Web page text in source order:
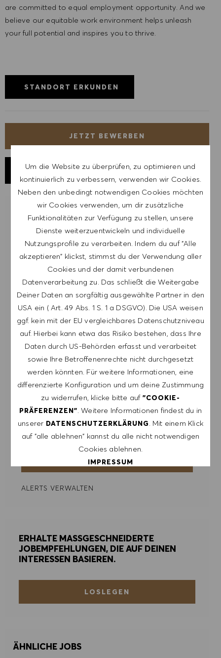
Um die Website zu überprüfen, zu optimieren und
kontinuierlich zu verbessern, verwenden wir Cookies.
Neben den unbedingt notwendigen Cookies möchten
wir Cookies verwenden, um dir zusätzliche
Funktionalitäten zur Verfügung zu stellen, unsere
Dienste weiterzuentwickeln und individuelle
Nutzungsprofile zu verarbeiten. Indem du auf "Alle
akzeptieren" klickst, stimmst du der Verwendung aller
Cookies und der damit verbundenen
Datenverarbeitung zu. Das schließt die Weitergabe
Deiner Daten an sorgfältig ausgewählte Partner in den
USA ein ( Art. 49 Abs. 1 S. 1 a DSGVO). Die USA weisen
ggf. kein mit der EU vergleichbares Datenschutzniveau
auf. Hierbei kann etwa das Risiko bestehen, dass Ihre
Daten durch US-Behörden erfasst und verarbeitet
sowie Ihre Betroffenenrechte nicht durchgesetzt
werden könnten. Für weitere Informationen, eine
differenzierte Konfiguration und um deine Zustimmung
zu widerrufen, klicke bitte auf "COOKIE-
PRÄFERENZEN". Weitere Informationen findest du in
unserer DATENSCHUTZERKLÄRUNG. Mit einem Klick
auf "alle ablehnen" kannst du alle nicht notwendigen
Cookies ablehnen.
IMPRESSUM
COOKIE PRÄFERENZEN
ALLE AKZEPTIEREN
are committed to equal employment opportunity. And we
believe our equitable work environment helps unleash
your full potential and inspires you to thrive.
STANDORT ERKUNDEN
JETZT BEWERBEN
JOB SPEICHERN
LASSE DICH FÜR ÄHNLICHE JOBS
BENACHRICHTIGEN
Melde dich an, um Job-Alerts zu erhalten.
HINWEIS: Mit der Anmeldung erkläre ich mich
damit einverstanden, E-Mails mit
Stellenangeboten von HUGO BOSS, Einladungen
zu Veranstaltungen und anderen
karriererelevanten Themen zu erhalten. Ich kann
mich jederzeit abmelden, z.B. indem ich den in
den Mails vorhandenen Abmeldelink anklicke. Ich
akzeptiere, dass meine persönlichen Daten
gemäß der
DATENSCHUTZERKLÄRUNGverarbeitet
werden.
E-Mail-Adresse eingeben (erforderlich)
ERSTELLEN
ALERTS VERWALTEN
ERHALTE MASSGESCHNEIDERTE
JOBEMPFEHLUNGEN, DIE AUF DEINEN
INTERESSEN BASIEREN.
LOSLEGEN
ÄHNLICHE JOBS